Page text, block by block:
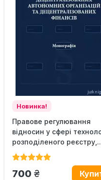
Новинка!
Правове регулювання
відносин у сфері
розподіленого
700 грн.